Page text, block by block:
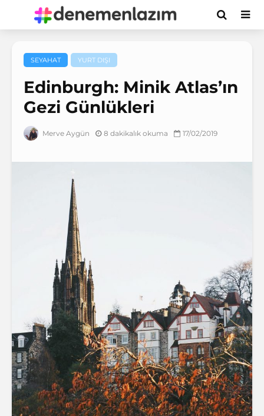
SEYAHAT YURT DIŞI
Edinburgh: Minik Atlas’ın
Gezi Günlükleri
Merve Aygün 8 dakikalık okuma 17/02/2019